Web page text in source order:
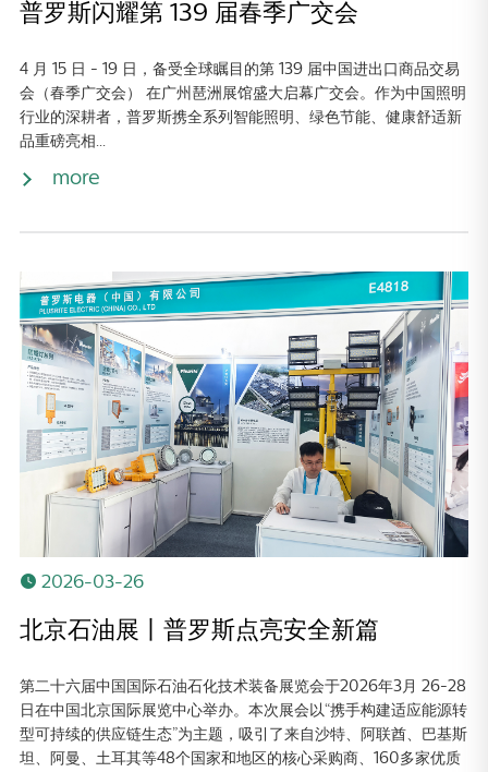
普罗斯闪耀第 139 届春季广交会
4 月 15 日 - 19 日，备受全球瞩目的第 139 届中国进出口商品交易
会（春季广交会） 在广州琶洲展馆盛大启幕广交会。作为中国照明
行业的深耕者，普罗斯携全系列智能照明、绿色节能、健康舒适新
品重磅亮相...
more
2026-03-26
北京石油展丨普罗斯点亮安全新篇
第二十六届中国国际石油石化技术装备展览会于2026年3月 26-28
日在中国北京国际展览中心举办。本次展会以“携手构建适应能源转
型可持续的供应链生态”为主题，吸引了来自沙特、阿联酋、巴基斯
坦、阿曼、土耳其等48个国家和地区的核心采购商、160多家优质